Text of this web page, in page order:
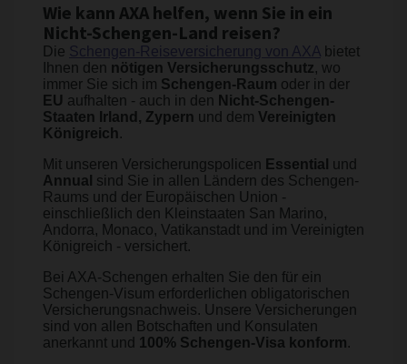
Wie kann AXA helfen, wenn Sie in ein
Nicht-Schengen-Land reisen?
Die Schengen-Reiseversicherung von AXA bietet
Ihnen den nötigen Versicherungsschutz, wo
immer Sie sich im Schengen-Raum oder in der
EU aufhalten - auch in den Nicht-Schengen-
Staaten Irland, Zypern und dem Vereinigten
Königreich.
Mit unseren Versicherungspolicen Essential und
Annual sind Sie in allen Ländern des Schengen-
Raums und der Europäischen Union -
einschließlich den Kleinstaaten San Marino,
Andorra, Monaco, Vatikanstadt und im Vereinigten
Königreich - versichert.
Bei AXA-Schengen erhalten Sie den für ein
Schengen-Visum erforderlichen obligatorischen
Versicherungsnachweis. Unsere Versicherungen
sind von allen Botschaften und Konsulaten
anerkannt und 100% Schengen-Visa konform.